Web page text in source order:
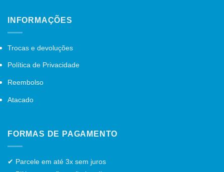
INFORMAÇÕES
Trocas e devoluções
Política de Privacidade
Reembolso
Atacado
FORMAS DE PAGAMENTO
✔ Parcele em até 3x sem juros